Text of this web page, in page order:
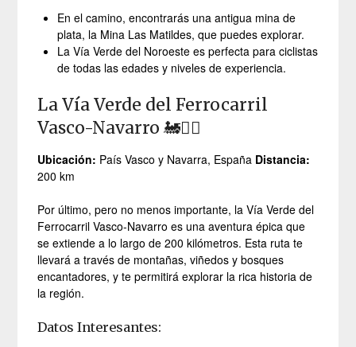
En el camino, encontrarás una antigua mina de
plata, la Mina Las Matildes, que puedes explorar.
La Vía Verde del Noroeste es perfecta para ciclistas
de todas las edades y niveles de experiencia.
La Vía Verde del Ferrocarril
Vasco-Navarro 🚂🚴‍♀️
Ubicación: País Vasco y Navarra, España Distancia:
200 km
Por último, pero no menos importante, la Vía Verde del
Ferrocarril Vasco-Navarro es una aventura épica que
se extiende a lo largo de 200 kilómetros. Esta ruta te
llevará a través de montañas, viñedos y bosques
encantadores, y te permitirá explorar la rica historia de
la región.
Datos Interesantes: